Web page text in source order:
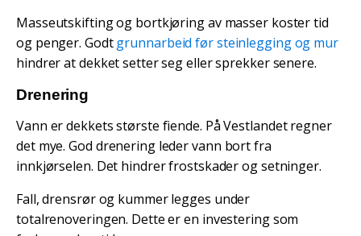
Masseutskifting og bortkjøring av masser koster tid
og penger. Godtgrunnarbeid før steinlegging og mur
hindrer at dekket setter seg eller sprekker senere.
Drenering
Vann er dekkets største fiende. På Vestlandet regner
det mye. God drenering leder vann bort fra
innkjørselen. Det hindrer frostskader og setninger.
Fall, drensrør og kummer legges under
totalrenoveringen. Dette er en investering som